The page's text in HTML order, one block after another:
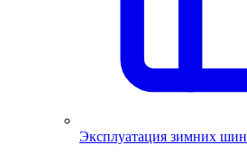
Эксплуатация зимних шин